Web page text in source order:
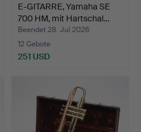
E-GITARRE, Yamaha SE
700 HM, mit Hartschal…
Beendet 28. Jul 2026
12 Gebote
251 USD